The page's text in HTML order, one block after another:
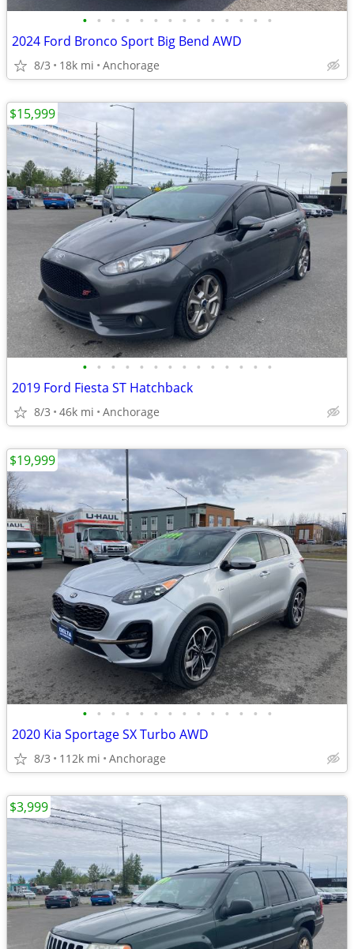
• • • • • • • • • • • • • •
2024 Ford Bronco Sport Big Bend AWD
8/3 18k mi Anchorage
• • • • • • • • • • • • • •
2019 Ford Fiesta ST Hatchback
8/3 46k mi Anchorage
$15,999
• • • • • • • • • • • • • •
2020 Kia Sportage SX Turbo AWD
8/3 112k mi Anchorage
$19,999
$3,999